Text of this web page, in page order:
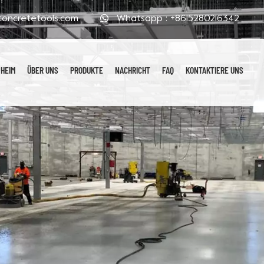
Whatsapp :+8615280216342
HEIM ÜBER UNS PRODUKTE NACHRICHT FAQ KONTAKTIERE UNS